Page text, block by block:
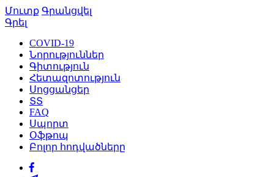
Մուտք Գրանցվել
Գրել
COVID-19
Նորություններ
Գիտություն
Հետազոտություն
Սոցցանցեր
ՏՏ
FAQ
Սպորտ
Օֆթոպ
Բոլոր հոդվածները